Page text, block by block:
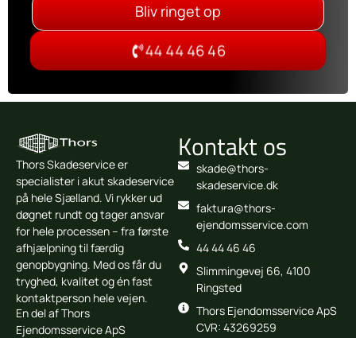
Bliv ringet op
44 44 46 46
Thors Skadeservice er
specialister i akut skadeservice
på hele Sjælland. Vi rykker ud
døgnet rundt og tager ansvar
for hele processen – fra første
afhjælpning til færdig
genopbygning. Med os får du
tryghed, kvalitet og én fast
kontaktperson hele vejen.
En del af Thors
Ejendomsservice ApS
Kontakt os
skade@thors-
skadeservice.dk
faktura@thors-
ejendomsservice.com
44 44 46 46
Slimmingevej 66, 4100
Ringsted
Thors Ejendomsservice ApS
CVR: 43269259